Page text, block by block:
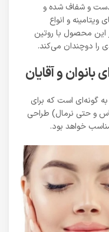
و شفاف شده و
و انواع
این محصول با روتین
را دوچندان می‌کند.
بانوان و آقایان
به گونه‌ای است که برای
و حتی نرمال) طراحی
خواهد بود.